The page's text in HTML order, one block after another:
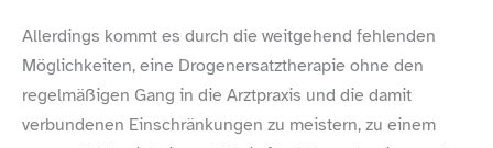
Allerdings kommt es durch die weitgehend fehlenden
Möglichkeiten, eine Drogenersatztherapie ohne den
regelmäßigen Gang in die Arztpraxis und die damit
verbundenen Einschränkungen zu meistern, zu einem